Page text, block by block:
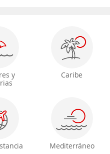
y
Caribe
Mediterráneo